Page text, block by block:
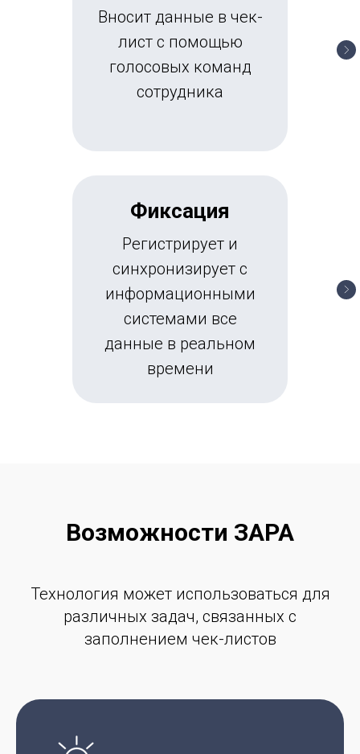
Вносит данные в чек-
лист с помощью
голосовых команд
сотрудника
Фиксация
Регистрирует и
синхронизирует с
информационными
системами все
данные в реальном
времени
Возможности ЗАРА
Технология может использоваться для
различных задач, связанных с
заполнением чек-листов